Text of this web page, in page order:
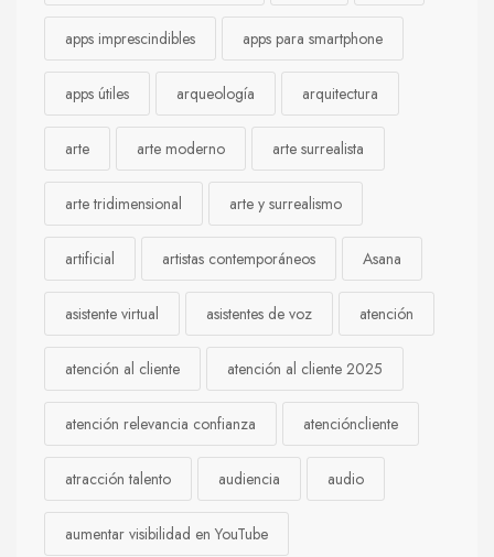
apps imprescindibles apps para smartphone
apps útiles arqueología arquitectura
arte arte moderno arte surrealista
arte tridimensional arte y surrealismo
artificial artistas contemporáneos Asana
asistente virtual asistentes de voz atención
atención al cliente atención al cliente 2025
atención relevancia confianza atencióncliente
atracción talento audiencia audio
aumentar visibilidad en YouTube